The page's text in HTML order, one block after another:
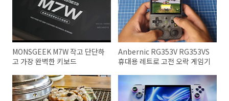
MONSGEEK M7W 작고 단단하
고 가장 완벽한 키보드
Anbernic RG353V RG353VS
휴대용 레트로 고전 오락 게임기